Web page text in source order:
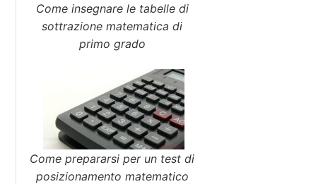
Come insegnare le tabelle di
sottrazione matematica di
primo grado
Come prepararsi per un test di
posizionamento matematico